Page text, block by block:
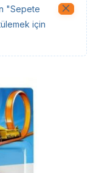
"Sepete
için